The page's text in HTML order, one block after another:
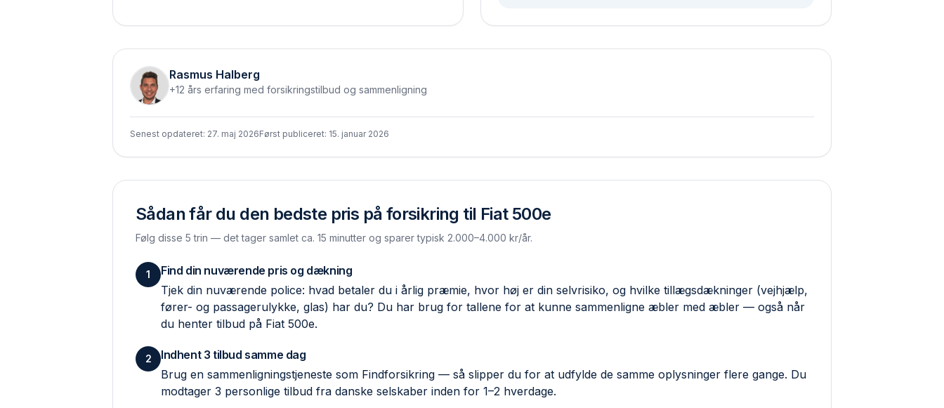
Rasmus Halberg
+12 års erfaring med forsikringstilbud og sammenligning
Senest opdateret: 27. maj 2026Først publiceret: 15. januar 2026
Sådan får du den bedste pris på forsikring til Fiat 500e
Følg disse 5 trin — det tager samlet ca. 15 minutter og sparer typisk 2.000–4.000 kr/år.
1
Find din nuværende pris og dækning
Tjek din nuværende police: hvad betaler du i årlig præmie, hvor høj er din selvrisiko, og hvilke tillægs­dækninger (vejhjælp,
fører- og passagerulykke, glas) har du? Du har brug for tallene for at kunne sammenligne æbler med æbler — også når
du henter tilbud på Fiat 500e.
2
Indhent 3 tilbud samme dag
Brug en sammenlignings­tjeneste som Findforsikring — så slipper du for at udfylde de samme oplysninger flere gange. Du
modtager 3 personlige tilbud fra danske selskaber inden for 1–2 hverdage.